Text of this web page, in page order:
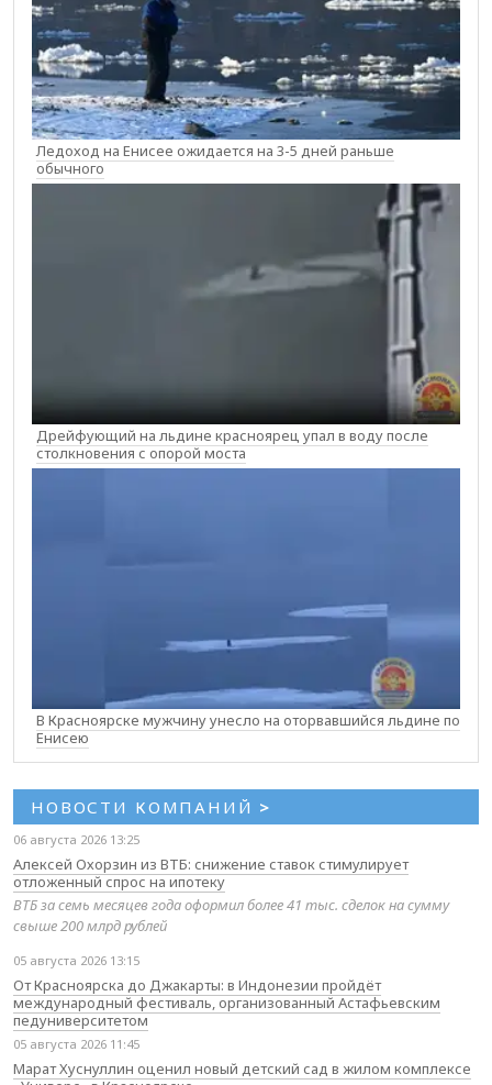
Ледоход на Енисее ожидается на 3-5 дней раньше
обычного
Дрейфующий на льдине красноярец упал в воду после
столкновения с опорой моста
В Красноярске мужчину унесло на оторвавшийся льдине по
Енисею
НОВОСТИ КОМПАНИЙ >
06 августа 2026 13:25
Алексей Охорзин из ВТБ: снижение ставок стимулирует
отложенный спрос на ипотеку
ВТБ за семь месяцев года оформил более 41 тыс. сделок на сумму
свыше 200 млрд рублей
05 августа 2026 13:15
От Красноярска до Джакарты: в Индонезии пройдёт
международный фестиваль, организованный Астафьевским
педуниверситетом
05 августа 2026 11:45
Марат Хуснуллин оценил новый детский сад в жилом комплексе